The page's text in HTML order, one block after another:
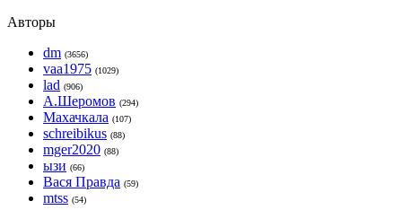
Авторы
dm (3656)
vaa1975 (1029)
lad (906)
А.Шеромов (294)
Махачкала (107)
schreibikus (88)
mger2020 (88)
ызи (66)
Вася Правда (59)
mtss (54)